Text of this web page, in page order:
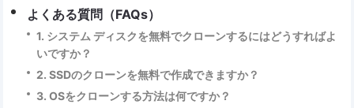
よくある質問（FAQs）
1. システム ディスクを無料でクローンするにはどうすればよ
いですか？
2. SSDのクローンを無料で作成できますか？
3. OSをクローンする方法は何ですか？